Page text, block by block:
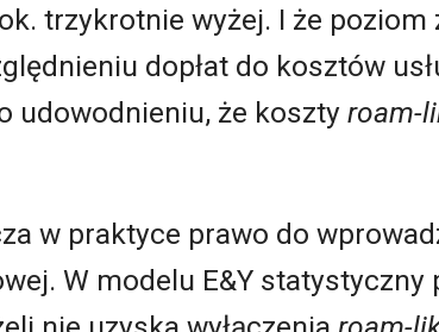
trzykrotnie wyżej. I że
dopłat do kosztów
udowodnieniu, że koszty roam-
w praktyce prawo do
W modelu E&Y